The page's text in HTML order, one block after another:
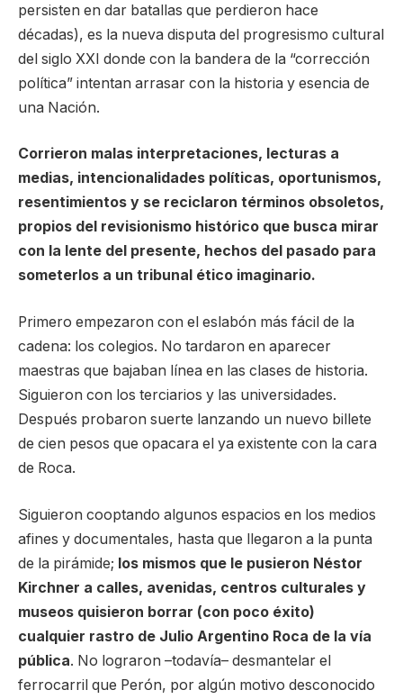
persisten en dar batallas que perdieron hace
décadas), es la nueva disputa del progresismo cultural
del siglo XXI donde con la bandera de la “corrección
política” intentan arrasar con la historia y esencia de
una Nación.
Corrieron malas interpretaciones, lecturas a
medias, intencionalidades políticas, oportunismos,
resentimientos y se reciclaron términos obsoletos,
propios del revisionismo histórico que busca mirar
con la lente del presente, hechos del pasado para
someterlos a un tribunal ético imaginario.
Primero empezaron con el eslabón más fácil de la
cadena: los colegios. No tardaron en aparecer
maestras que bajaban línea en las clases de historia.
Siguieron con los terciarios y las universidades.
Después probaron suerte lanzando un nuevo billete
de cien pesos que opacara el ya existente con la cara
de Roca.
Siguieron cooptando algunos espacios en los medios
afines y documentales, hasta que llegaron a la punta
de la pirámide; los mismos que le pusieron Néstor
Kirchner a calles, avenidas, centros culturales y
museos quisieron borrar (con poco éxito)
cualquier rastro de Julio Argentino Roca de la vía
pública. No lograron –todavía– desmantelar el
ferrocarril que Perón, por algún motivo desconocido